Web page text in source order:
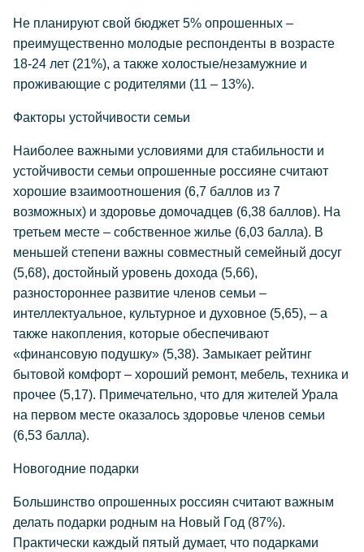
Не планируют свой бюджет 5% опрошенных –
преимущественно молодые респонденты в возрасте
18-24 лет (21%), а также холостые/незамужние и
проживающие с родителями (11 – 13%).
Факторы устойчивости семьи
Наиболее важными условиями для стабильности и
устойчивости семьи опрошенные россияне считают
хорошие взаимоотношения (6,7 баллов из 7
возможных) и здоровье домочадцев (6,38 баллов). На
третьем месте – собственное жилье (6,03 балла). В
меньшей степени важны совместный семейный досуг
(5,68), достойный уровень дохода (5,66),
разностороннее развитие членов семьи –
интеллектуальное, культурное и духовное (5,65), – а
также накопления, которые обеспечивают
«финансовую подушку» (5,38). Замыкает рейтинг
бытовой комфорт – хороший ремонт, мебель, техника и
прочее (5,17). Примечательно, что для жителей Урала
на первом месте оказалось здоровье членов семьи
(6,53 балла).
Новогодние подарки
Большинство опрошенных россиян считают важным
делать подарки родным на Новый Год (87%).
Практически каждый пятый думает, что подарками